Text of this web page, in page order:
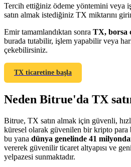
Kullanıcı başına %65'e kadar
Arkadaşını davet et, nakit ödüller
BTC Welcome Rewards
Tercih ettiğiniz ödeme yöntemini veya
satın almak istediğiniz TX miktarını
Emir tamamlandıktan sonra TX, borsa
burada tutabilir, işlem yapabilir veya
çekebilirsiniz.
TX ticaretine başla
Neden Bitrue'da TX
Bitrue, TX satın almak için güvenli,
küresel olarak güvenilen bir kripto para
bu yana dünya genelinde 41
vererek güvenilir ticaret altyapısı ve
yelpazesi sunmaktadır.